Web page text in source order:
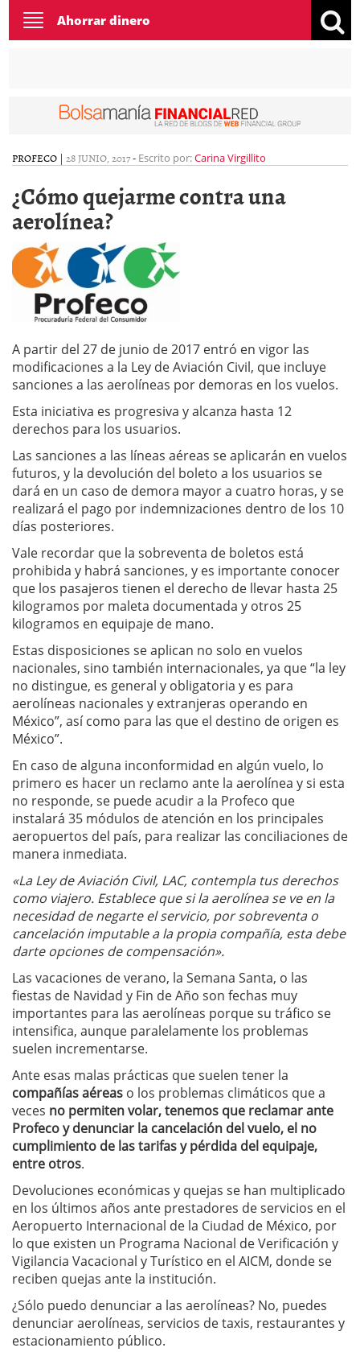
Toggle
navigation
Ahorrar dinero
PROFECO | 28 JUNIO, 2017- Escrito por:Carina Virgillito
¿Cómo quejarme contra una
aerolínea?
A partir del 27 de junio de 2017 entró en vigor las
modificaciones a la Ley de Aviación Civil, que incluye
sanciones a las aerolíneas por demoras en los vuelos.
Esta iniciativa es progresiva y alcanza hasta 12
derechos para los usuarios.
Las sanciones a las líneas aéreas se aplicarán en vuelos
futuros, y la devolución del boleto a los usuarios se
dará en un caso de demora mayor a cuatro horas, y se
realizará el pago por indemnizaciones dentro de los 10
días posteriores.
Vale recordar que la sobreventa de boletos está
prohibida y habrá sanciones, y es importante conocer
que los pasajeros tienen el derecho de llevar hasta 25
kilogramos por maleta documentada y otros 25
kilogramos en equipaje de mano.
Estas disposiciones se aplican no solo en vuelos
nacionales, sino también internacionales, ya que “la ley
no distingue, es general y obligatoria y es para
aerolíneas nacionales y extranjeras operando en
México”, así como para las que el destino de origen es
México”.
En caso de alguna inconformidad en algún vuelo, lo
primero es hacer un reclamo ante la aerolínea y si esta
no responde, se puede acudir a la Profeco que
instalará 35 módulos de atención en los principales
aeropuertos del país, para realizar las conciliaciones de
manera inmediata.
«La Ley de Aviación Civil, LAC, contempla tus derechos
como viajero. Establece que si la aerolínea se ve en la
necesidad de negarte el servicio, por sobreventa o
cancelación imputable a la propia compañía, esta debe
darte opciones de compensación».
Las vacaciones de verano, la Semana Santa, o las
fiestas de Navidad y Fin de Año son fechas muy
importantes para las aerolíneas porque su tráfico se
intensifica, aunque paralelamente los problemas
suelen incrementarse.
Ante esas malas prácticas que suelen tener la
compañías aéreas o los problemas climáticos que a
veces no permiten volar, tenemos que reclamar ante
Profeco y denunciar la cancelación del vuelo, el no
cumplimiento de las tarifas y pérdida del equipaje,
entre otros.
Devoluciones económicas y quejas se han multiplicado
en los últimos años ante prestadores de servicios en el
Aeropuerto Internacional de la Ciudad de México, por
lo que existen un Programa Nacional de Verificación y
Vigilancia Vacacional y Turístico en el AICM, donde se
reciben quejas ante la institución.
¿Sólo puedo denunciar a las aerolíneas? No, puedes
denunciar aerolíneas, servicios de taxis, restaurantes y
estacionamiento público.